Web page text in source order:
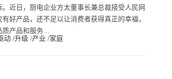
近日，厨电企业方太董事长兼总裁接受人民网
好产品，还不足以让消费者获得真正的幸福，
质产品和服务…
动 /升级 /产业 /家庭